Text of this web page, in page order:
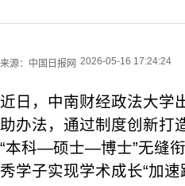
来源： 中国日报网 2026-05-16 17:24:24
近日，中南财经政法大学
助办法，通过制度创新打
“本科—硕士—博士”无缝
秀学子实现学术成长“加速